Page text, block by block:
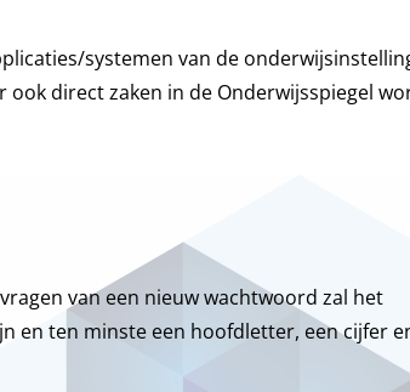
systemen van de
direct zaken in de Onderwijsspiegel
van een nieuw wachtwoord zal het
en ten minste een hoofdletter, een cijfer